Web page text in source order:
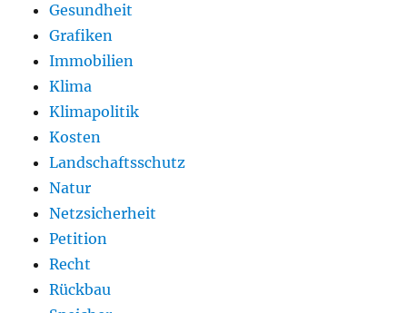
Gesundheit
Grafiken
Immobilien
Klima
Klimapolitik
Kosten
Landschaftsschutz
Natur
Netzsicherheit
Petition
Recht
Rückbau